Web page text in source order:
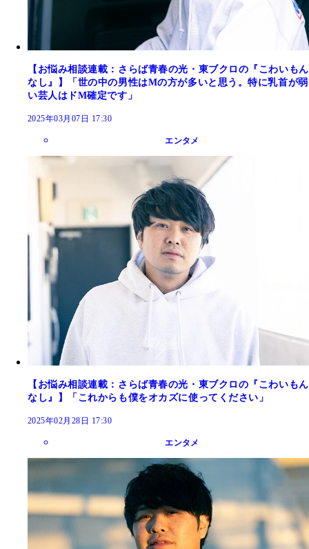
【お悩み相談連載：さらば青春の光・東ブクロの『こわいもん
なし』】「世の中の男性はMの方が多いと思う。特に乳首が弱
い芸人はドM確定です」
2025年03月07日 17:30
エンタメ
【お悩み相談連載：さらば青春の光・東ブクロの『こわいもん
なし』】「これからも僕をオカズに使ってください」
2025年02月28日 17:30
エンタメ